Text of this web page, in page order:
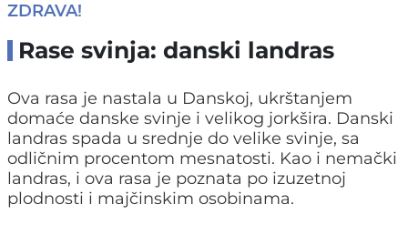
ZDRAVA!
Rase svinja: danski landras
Ova rasa je nastala u Danskoj, ukrštanjem
domaće danske svinje i velikog jorkšira. Danski
landras spada u srednje do velike svinje, sa
odličnim procentom mesnatosti. Kao i nemački
landras, i ova rasa je poznata po izuzetnoj
plodnosti i majčinskim osobinama.